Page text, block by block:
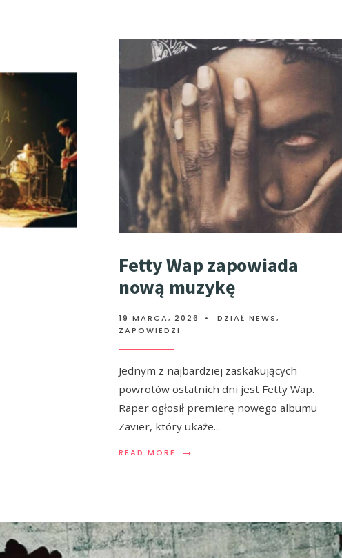
Fetty Wap zapowiada
nową muzykę
19 MARCA, 2026 • DZIAŁ NEWS,
ZAPOWIEDZI
Jednym z najbardziej zaskakujących
powrotów ostatnich dni jest Fetty Wap.
Raper ogłosił premierę nowego albumu
Zavier, który ukaże...
READ MORE →